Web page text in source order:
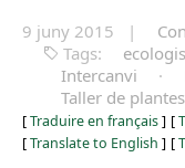
9 juny 2015 |
Tags:
Intercanvi
·
Taller de
[Traduire en français] [
[Translate to English ] [